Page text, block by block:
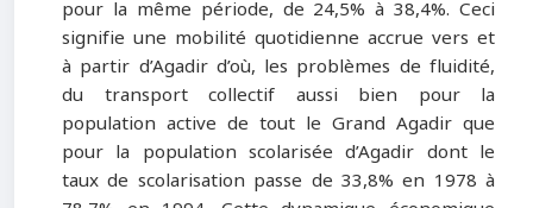
pour la même période, de 24,5% à 38,4%. Ceci
signifie une mobilité quotidienne accrue vers et
à partir d’Agadir d’où, les problèmes de fluidité,
du transport collectif aussi bien pour la
population active de tout le Grand Agadir que
pour la population scolarisée d’Agadir dont le
taux de scolarisation passe de 33,8% en 1978 à